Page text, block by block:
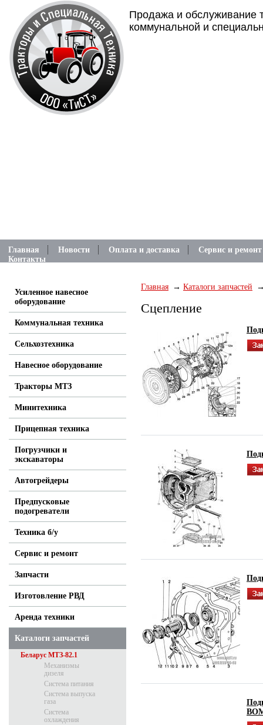
Продажа и обслуживание
коммунальной и
Главная Новости Оплата и доставка
Сервис и ремонт
Контакты
Главная Каталоги запчастей
Сцепление
Усиленное навесное
оборудование
Коммунальная техника
Сельхозтехника
Навесное оборудование
Тракторы МТЗ
Минитехника
Прицепная техника
Погрузчики и
экскаваторы
Автогрейдеры
Предпусковые
подогреватели
Техника б/у
Сервис и ремонт
Запчасти
Изготовление РВД
Аренда техники
Каталоги запчастей
Беларус МТЗ-82.1
Механизмы
дизеля
Система питания
Система выпуска
газа
Система
охлаждения